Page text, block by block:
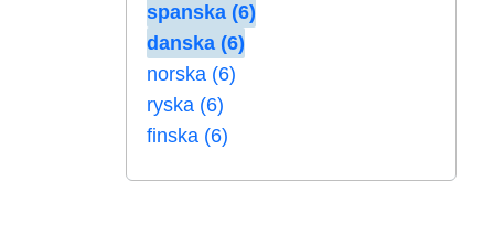
spanska (6)
danska (6)
norska (6)
ryska (6)
finska (6)